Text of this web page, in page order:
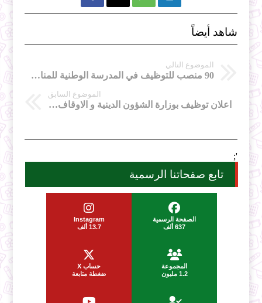
شاهد أيضاً
الموضوع التالي
90 منصب للتوظيف في المدرسة الوطنية للمناجمنت و الصحة ديسمبر 2016
الموضوع السابق
اعلان توظيف بوزارة الشؤون الدينية و الاوقاف ديسمبر 2016
';
تابع صفحاتنا الرسمية
الصفحة الرسمية
637 ألف
Instagram
13.7 ألف
المجموعة
1.2 مليون
حساب X
ضغطة متابعة